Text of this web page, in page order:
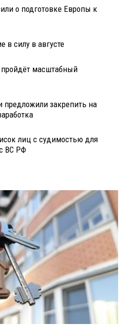
о подготовке Европы к
в силу в августе
масштабный
предложили закрепить на
лиц с судимостью для
ВС РФ